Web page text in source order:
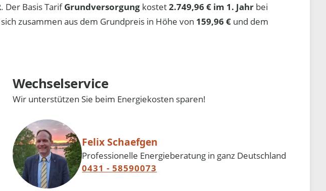
. Der Basis TarifGrundversorgung kostet2.749,96 € im 1. Jahr bei
zusammen aus dem Grundpreis in Höhe von 159,96 € und dem
Wechselservice
Wir unterstützen Sie beim Energiekosten sparen!
Felix Schaefgen
Professionelle Energieberatung in ganz Deutschland
0431 - 58590073